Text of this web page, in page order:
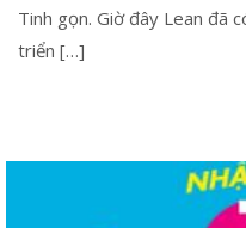
Tinh gọn. Giờ đây Lean đã
triển […]